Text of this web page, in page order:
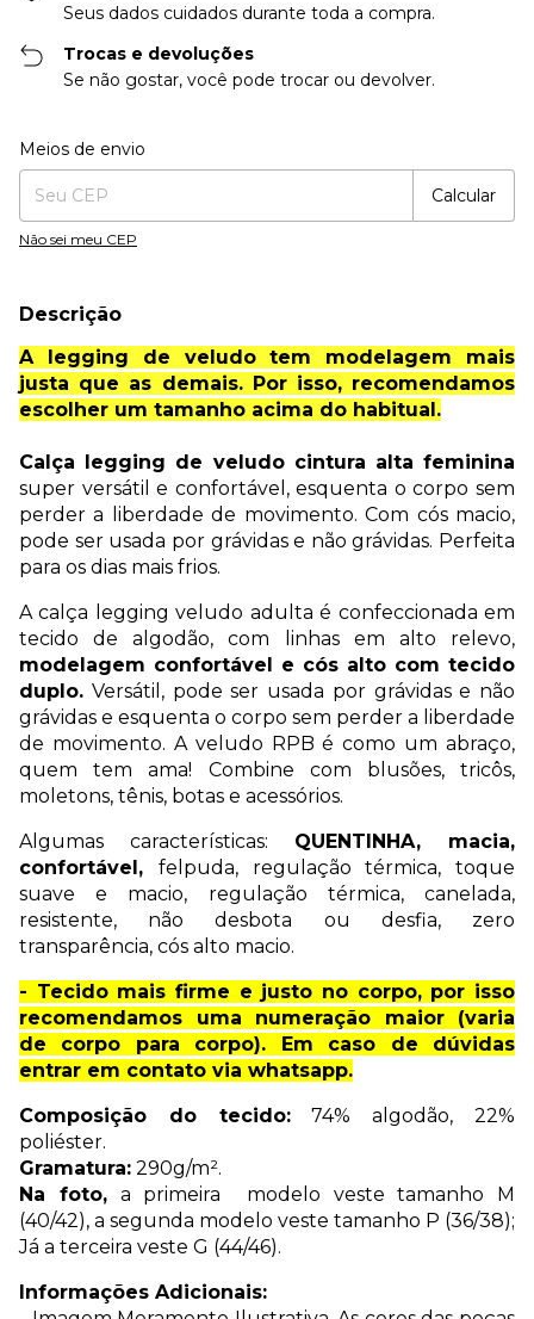
Seus dados cuidados durante toda a compra.
Trocas e devoluções
Se não gostar, você pode trocar ou devolver.
Entregas para o CEP:
Meios de envio
Calcular
Não sei meu CEP
Descrição
A legging de veludo tem modelagem mais
justa que as demais. Por isso, recomendamos
escolher um tamanho acima do habitual.
Calça legging de veludo cintura alta feminina
super versátil e confortável, esquenta o corpo sem
perder a liberdade de movimento. Com cós macio,
pode ser usada por grávidas e não grávidas. Perfeita
para os dias mais frios.
A calça legging veludo adulta é confeccionada em
tecido de algodão, com linhas em alto relevo,
modelagem confortável e cós alto com tecido
duplo. Versátil, pode ser usada por grávidas e não
grávidas e esquenta o corpo sem perder a liberdade
de movimento. A veludo RPB é como um abraço,
quem tem ama! Combine com blusões, tricôs,
moletons, tênis, botas e acessórios.
Algumas características: QUENTINHA, macia,
confortável, felpuda, regulação térmica, toque
suave e macio, regulação térmica, canelada,
resistente, não desbota ou desfia, zero
transparência, cós alto macio.
- Tecido mais firme e justo no corpo, por isso
recomendamos uma numeração maior (varia
de corpo para corpo). Em caso de dúvidas
entrar em contato via whatsapp.
Composição do tecido:74% algodão, 22%
poliéster.
Gramatura: 290g/m².
Na foto,a primeira modelo veste tamanho M
(40/42), a segunda modelo veste tamanho P (36/38);
Já a terceira veste G (44/46).
Informações Adicionais: